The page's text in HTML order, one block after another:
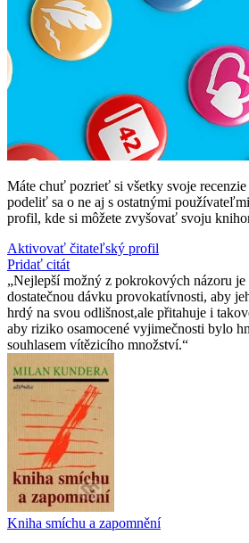
Máte chuť pozrieť si všetky svoje recenzie
podeliť sa o ne aj s ostatnými
profil, kde si môžete zvyšovať svoju
Aktivovať čitateľský profil
Pridať citát
Nejlepší možný z pokrokových názoru je
dostatečnou dávku provokatívnosti, aby
hrdý na svou odlišnost,ale přitahuje i
aby riziko osamocené vyjimečnosti bylo
souhlasem vítězicího množství.
Kniha smíchu a zapomnění